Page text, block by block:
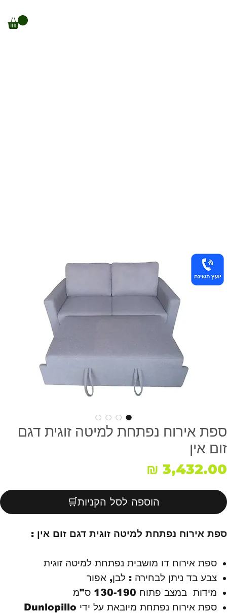
ספת אירוח נפתחת למיטה זוגית דגם
זום אין
הוספה לסל הקניות🛒
ספת אירוח נפתחת למיטה זוגית דגם זום אין :
ספת אירוח דו מושבית נפתחת למיטה זוגית
צבע בד ניתן לבחירה : לבן, אפור
מידות במצב פתוח 130-190 ס"מ
ספת אירוח נפתחת מיובאת על ידי Dunlopillo